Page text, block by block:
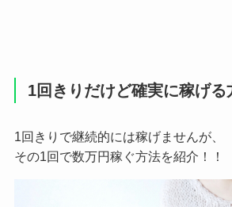
1回きりだけど確実に稼げる
1回きりで継続的には稼げませんが、
その1回で数万円稼ぐ方法を紹介！！